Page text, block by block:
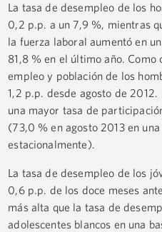
La tasa de desempleo de los
0,2 p.p. a un 7,9 %, mientras
la fuerza laboral aumentó en
81,8 % en el último año. Como
empleo y población de los
1,2 p.p. desde agosto de
una mayor tasa de
(73,0 % en agosto 2013 en
estacionalmente).
La tasa de desempleo de los
0,6 p.p. de los doce meses
más alta que la tasa de
adolescentes blancos en una